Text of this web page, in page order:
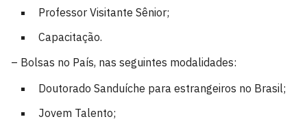
Professor Visitante Sênior;
Capacitação.
– Bolsas no País, nas seguintes modalidades:
Doutorado Sanduíche para estrangeiros no Brasil;
Jovem Talento;